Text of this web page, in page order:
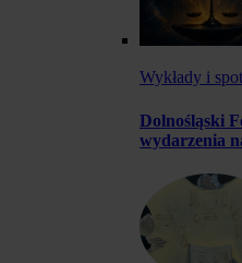
Wykłady i
Dolnośląski
wydarzenia